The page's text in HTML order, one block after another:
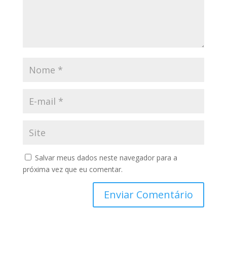
Salvar meus dados neste navegador para a
próxima vez que eu comentar.